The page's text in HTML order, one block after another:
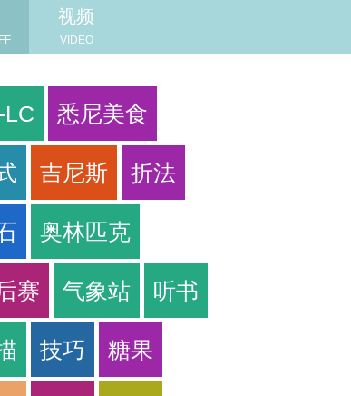
视频
VIDEO
LC 悉尼美食
吉尼斯 折法
奥林匹克
赛 气象站 听书
技巧 糖果